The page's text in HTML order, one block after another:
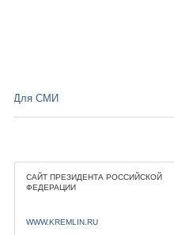
Для СМИ
САЙТ ПРЕЗИДЕНТА РОССИЙСКОЙ
ФЕДЕРАЦИИ
WWW.KREMLIN.RU